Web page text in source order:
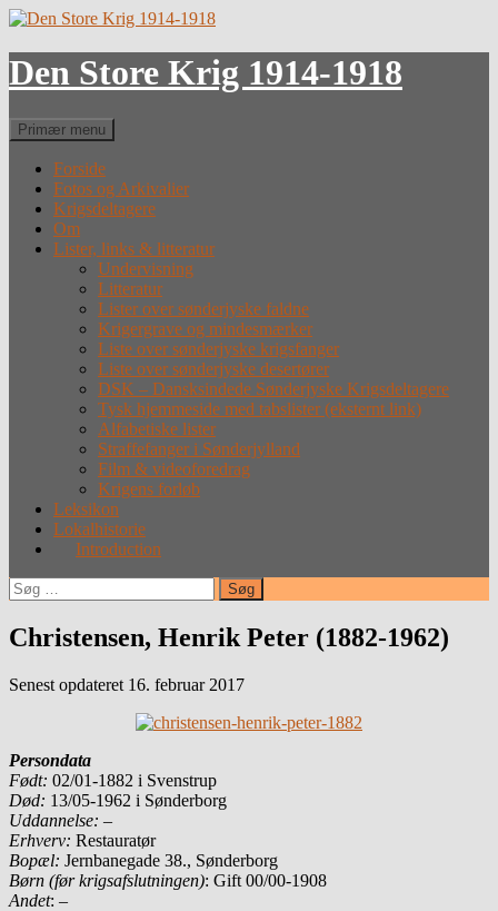
Hop
indhold
Den Store Krig 1914-1918
Søg
Primær menu
Forside
Fotos og Arkivalier
Krigsdeltagere
Om
Lister, links & litteratur
Undervisning
Litteratur
Lister over sønderjyske faldne
Krigergrave og mindesmærker
Liste over sønderjyske krigsfanger
Liste over sønderjyske desertører
DSK – Dansksindede Sønderjyske Krigsdeltagere
Tysk hjemmeside med tabslister (eksternt link)
Alfabetiske lister
Straffefanger i Sønderjylland
Film & videoforedrag
Krigens forløb
Leksikon
Lokalhistorie
Introduction
Søg
efter:
Christensen, Henrik Peter (1882-1962)
Senest opdateret 16. februar 2017
Persondata
Født: 02/01-1882 i Svenstrup
Død: 13/05-1962 i Sønderborg
Uddannelse: –
Erhverv: Restauratør
Bopæl: Jernbanegade 38., Sønderborg
Børn (før krigsafslutningen): Gift 00/00-1908
Andet: –